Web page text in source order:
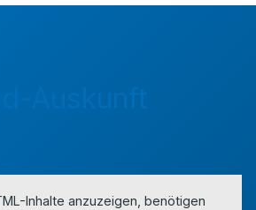
Inhalte anzuzeigen, benötigen